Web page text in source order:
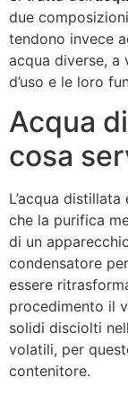
due
tendono invece
acqua diverse, a
d’uso e le loro
Acqua
cosa
L’acqua
che la purifica
di un
condensatore
essere
procedimento il
solidi disciolti
volatili, per
contenitore.